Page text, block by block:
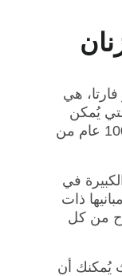
هي
يُمكن
رؤيتها في بولندا، مع أكثر من 1000 عام من
في
ذات
من كل
يُمكنك أن